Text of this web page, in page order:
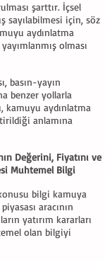
şarttır. İçsel
sayılabilmesi için, söz
aydınlatma
olması
basın-yayın
benzer yollarla
kamuyu aydınlatma
anlamına
Değerini, Fiyatını ve
Muhtemel Bilgi
bilgi kamuya
aracının
yatırım kararları
olan bilgiyi